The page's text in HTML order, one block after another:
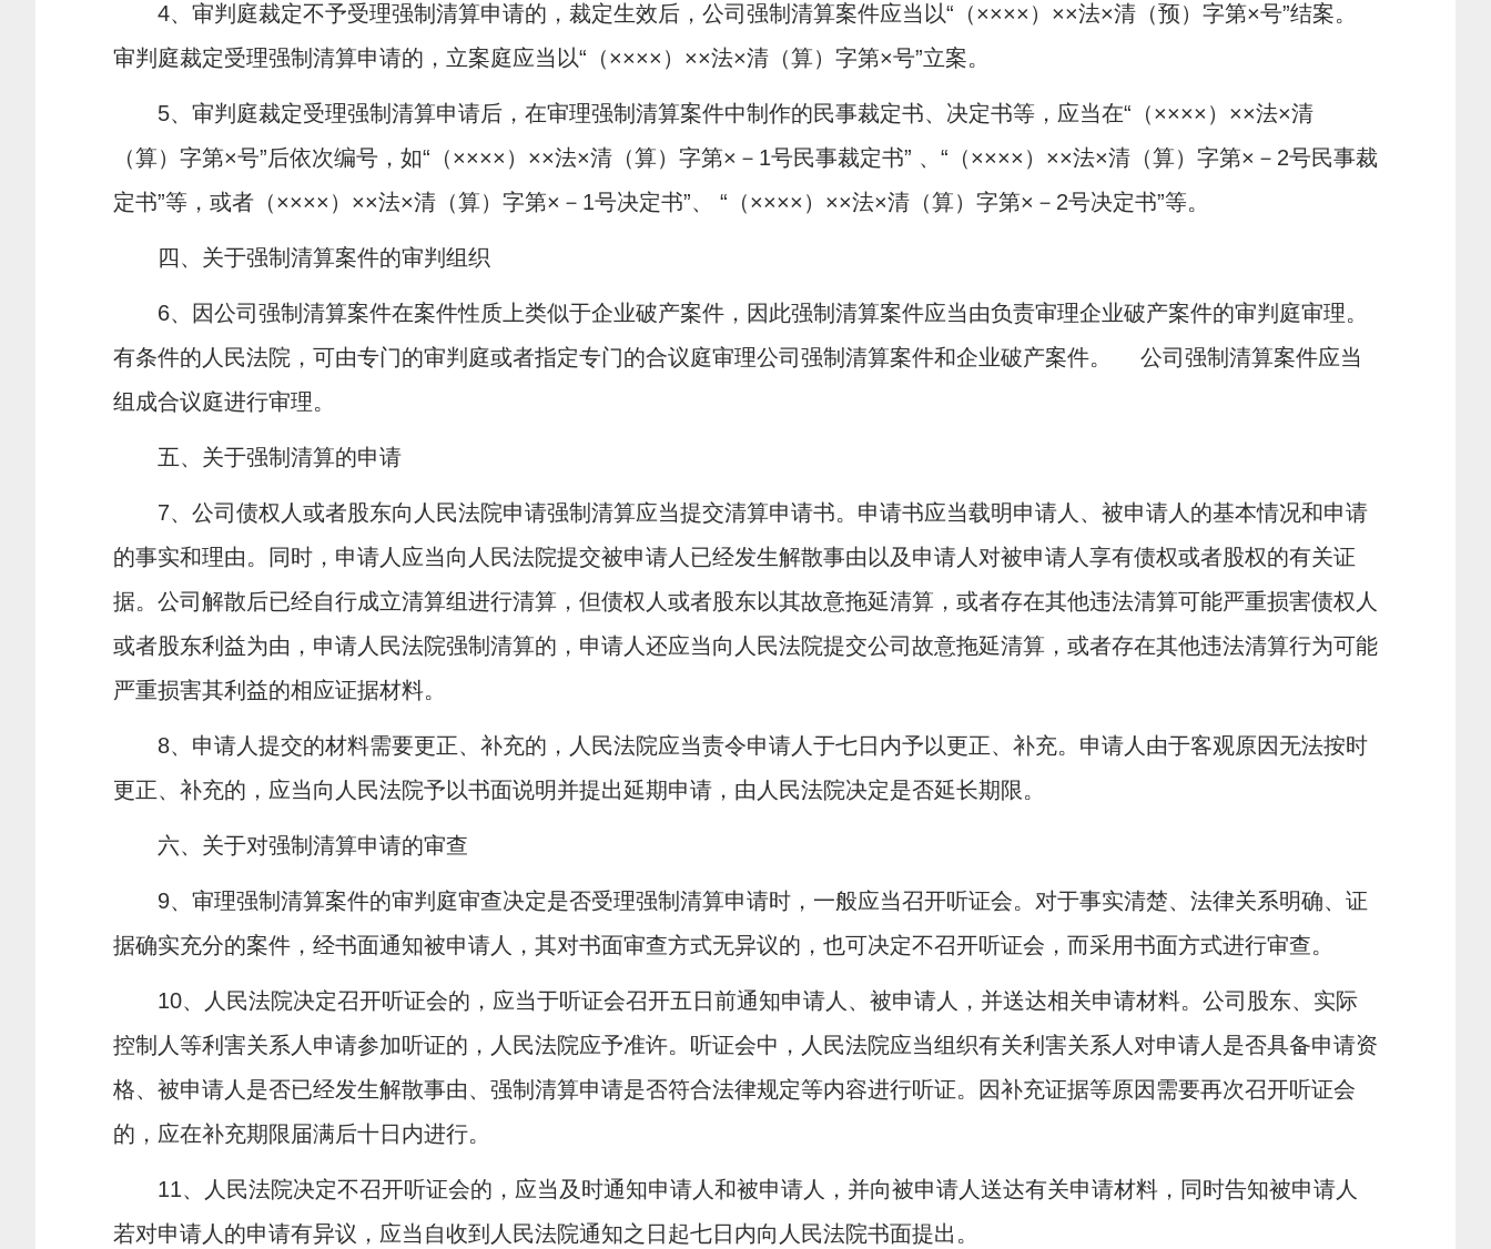
4、审判庭裁定不予受理强制清算申请的，裁定生效后，公司强制清算案件应当以“（××××）××法×清（预）字第×号”结案。
审判庭裁定受理强制清算申请的，立案庭应当以“（××××）××法×清（算）字第×号”立案。
5、审判庭裁定受理强制清算申请后，在审理强制清算案件中制作的民事裁定书、决定书等，应当在“（××××）××法×清
（算）字第×号”后依次编号，如“（××××）××法×清（算）字第×－ 1号民事裁定书” 、“（××××）××法×清（算）字第×－ 2号民事裁
定书”等，或者（××××）××法×清（算）字第×－ 1号决定书”、 “（××××）××法×清（算）字第×－ 2号决定书”等。
四、关于强制清算案件的审判组织
6、因公司强制清算案件在案件性质上类似于企业破产案件，因此强制清算案件应当由负责审理企业破产案件的审判庭审理。
有条件的人民法院，可由专门的审判庭或者指定专门的合议庭审理公司强制清算案件和企业破产案件。
公司强制清算案件应当
组成合议庭进行审理。
五、关于强制清算的申请
7、公司债权人或者股东向人民法院申请强制清算应当提交清算申请书。申请书应当载明申请人、被申请人的基本情况和申请
的事实和理由。同时，申请人应当向人民法院提交被申请人已经发生解散事由以及申请人对被申请人享有债权或者股权的有关证
据。公司解散后已经自行成立清算组进行清算，但债权人或者股东以其故意拖延清算，或者存在其他违法清算可能严重损害债权人
或者股东利益为由，申请人民法院强制清算的，申请人还应当向人民法院提交公司故意拖延清算，或者存在其他违法清算行为可能
严重损害其利益的相应证据材料。
8、申请人提交的材料需要更正、补充的，人民法院应当责令申请人于七日内予以更正、补充。申请人由于客观原因无法按时
更正、补充的，应当向人民法院予以书面说明并提出延期申请，由人民法院决定是否延长期限。
六、关于对强制清算申请的审查
9、审理强制清算案件的审判庭审查决定是否受理强制清算申请时，一般应当召开听证会。对于事实清楚、法律关系明确、证
据确实充分的案件，经书面通知被申请人，其对书面审查方式无异议的，也可决定不召开听证会，而采用书面方式进行审查。
10、人民法院决定召开听证会的，应当于听证会召开五日前通知申请人、被申请人，并送达相关申请材料。公司股东、实际
控制人等利害关系人申请参加听证的，人民法院应予准许。听证会中，人民法院应当组织有关利害关系人对申请人是否具备申请资
格、被申请人是否已经发生解散事由、强制清算申请是否符合法律规定等内容进行听证。因补充证据等原因需要再次召开听证会
的，应在补充期限届满后十日内进行。
11、人民法院决定不召开听证会的，应当及时通知申请人和被申请人，并向被申请人送达有关申请材料，同时告知被申请人
若对申请人的申请有异议，应当自收到人民法院通知之日起七日内向人民法院书面提出。